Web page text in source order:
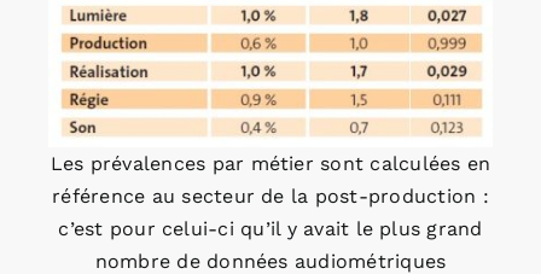
Les prévalences par métier sont calculées en
référence au secteur de la post-production :
c’est pour celui-ci qu’il y avait le plus grand
nombre de données audiométriques